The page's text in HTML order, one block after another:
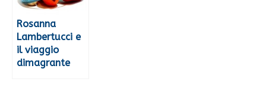
Rosanna
Lambertucci e
il viaggio
dimagrante